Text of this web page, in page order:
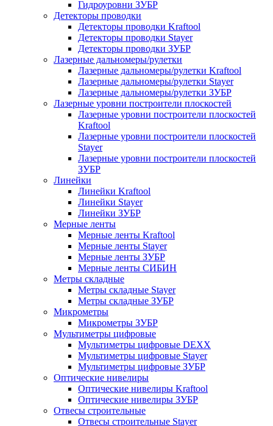
Гидроуровни ЗУБР
Детекторы проводки
Детекторы проводки Kraftool
Детекторы проводки Stayer
Детекторы проводки ЗУБР
Лазерные дальномеры/рулетки
Лазерные дальномеры/рулетки Kraftool
Лазерные дальномеры/рулетки Stayer
Лазерные дальномеры/рулетки ЗУБР
Лазерные уровни построители плоскостей
Лазерные уровни построители плоскостей
Kraftool
Лазерные уровни построители плоскостей
Stayer
Лазерные уровни построители плоскостей
ЗУБР
Линейки
Линейки Kraftool
Линейки Stayer
Линейки ЗУБР
Мерные ленты
Мерные ленты Kraftool
Мерные ленты Stayer
Мерные ленты ЗУБР
Мерные ленты СИБИН
Метры складные
Метры складные Stayer
Метры складные ЗУБР
Микрометры
Микрометры ЗУБР
Мультиметры цифровые
Мультиметры цифровые DEXX
Мультиметры цифровые Stayer
Мультиметры цифровые ЗУБР
Оптические нивелиры
Оптические нивелиры Kraftool
Оптические нивелиры ЗУБР
Отвесы строительные
Отвесы строительные Stayer